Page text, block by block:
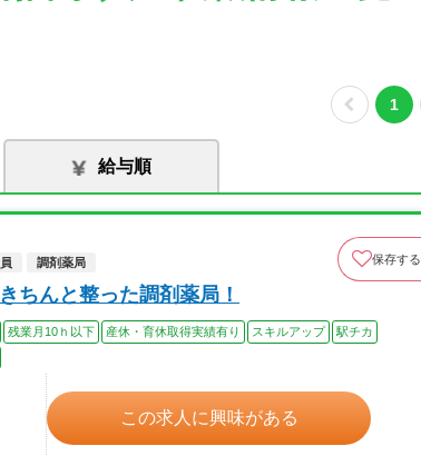
1
給与順
調剤薬局 保存する
ちんと整った調剤薬局！
残業月10ｈ以下 産休・育休取得実績有り スキルアップ
駅チカ
この求人に興味がある